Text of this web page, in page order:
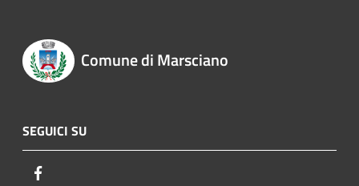
Comune di Marsciano
SEGUICI SU